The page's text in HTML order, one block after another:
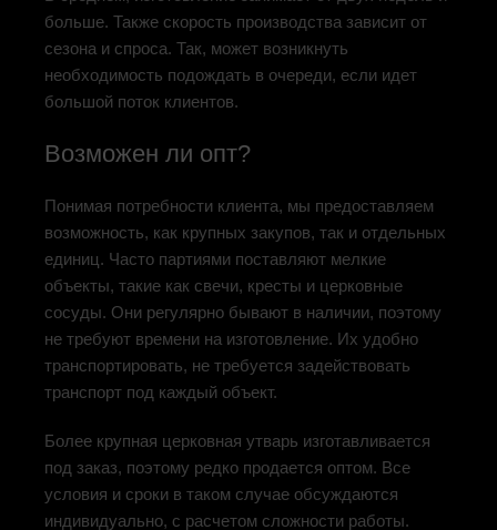
больше. Также скорость производства зависит от
сезона и спроса. Так, может возникнуть
необходимость подождать в очереди, если идет
большой поток клиентов.
Возможен ли опт?
Понимая потребности клиента, мы предоставляем
возможность, как крупных закупов, так и отдельных
единиц. Часто партиями поставляют мелкие
объекты, такие как свечи, кресты и церковные
сосуды. Они регулярно бывают в наличии, поэтому
не требуют времени на изготовление. Их удобно
транспортировать, не требуется задействовать
транспорт под каждый объект.
Более крупная церковная утварь изготавливается
под заказ, поэтому редко продается оптом. Все
условия и сроки в таком случае обсуждаются
индивидуально, с расчетом сложности работы.